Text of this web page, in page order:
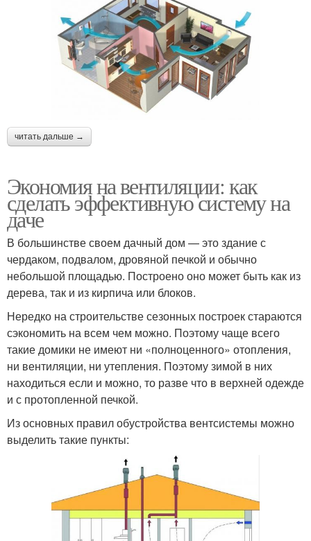
читать дальше →
Экономия на вентиляции: как
сделать эффективную систему на
даче
В большинстве своем дачный дом — это здание с
чердаком, подвалом, дровяной печкой и обычно
небольшой площадью. Построено оно может быть как из
дерева, так и из кирпича или блоков.
Нередко на строительстве сезонных построек стараются
сэкономить на всем чем можно. Поэтому чаще всего
такие домики не имеют ни «полноценного» отопления,
ни вентиляции, ни утепления. Поэтому зимой в них
находиться если и можно, то разве что в верхней одежде
и с протопленной печкой.
Из основных правил обустройства вентсистемы можно
выделить такие пункты: